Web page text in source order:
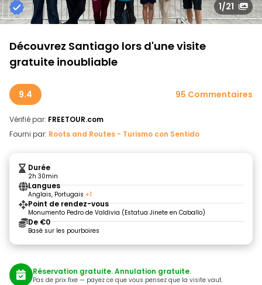
1/21
Découvrez Santiago lors d'une visite
gratuite inoubliable
9.4 95 Commentaires
Vérifié par: FREETOUR.com
Fourni par: Roots and Routes - Turismo con Sentido
Durée
2h 30min
Langues
Anglais, Portugais +1
Point de rendez-vous
Monumento Pedro de Valdivia (Estatua Jinete en Caballo)
De €0
Basé sur les pourboires
Réservation gratuite. Annulation gratuite.
Pas de prix fixe — payez ce que vous pensez que la visite vaut.